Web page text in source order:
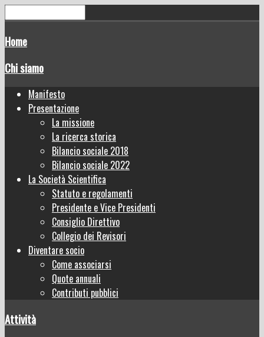
Home
Chi siamo
Manifesto
Presentazione
La missione
La ricerca storica
Bilancio sociale 2018
Bilancio sociale 2022
La Società Scientifica
Statuto e regolamenti
Presidente e Vice Presidenti
Consiglio Direttivo
Collegio dei Revisori
Diventare socio
Come associarsi
Quote annuali
Contributi pubblici
Attività